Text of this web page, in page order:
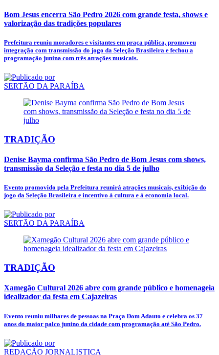
Bom Jesus encerra São Pedro 2026 com grande festa, shows e
valorização das tradições populares
Prefeitura reuniu moradores e visitantes em praça pública, promoveu
integração com transmissão do jogo da Seleção Brasileira e fechou a
programação junina com três atrações musicais.
SERTÃO DA PARAÍBA
TRADIÇÃO
Denise Bayma confirma São Pedro de Bom Jesus com shows,
transmissão da Seleção e festa no dia 5 de julho
Evento promovido pela Prefeitura reunirá atrações musicais, exibição do
jogo da Seleção Brasileira e incentivo à cultura e à economia local.
SERTÃO DA PARAÍBA
TRADIÇÃO
Xamegão Cultural 2026 abre com grande público e homenageia
idealizador da festa em Cajazeiras
Evento reuniu milhares de pessoas na Praça Dom Adauto e celebra os 37
anos do maior palco junino da cidade com programação até São Pedro.
REDAÇÃO JORNALISTICA